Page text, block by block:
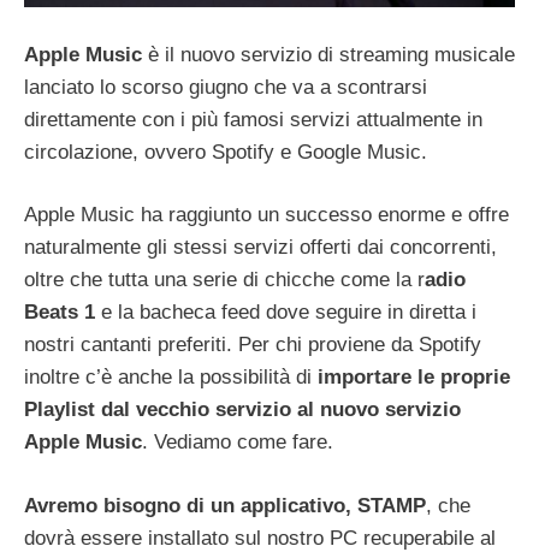
Apple Music è il nuovo servizio di streaming musicale
lanciato lo scorso giugno che va a scontrarsi
direttamente con i più famosi servizi attualmente in
circolazione, ovvero Spotify e Google Music.
Apple Music ha raggiunto un successo enorme e offre
naturalmente gli stessi servizi offerti dai concorrenti,
oltre che tutta una serie di chicche come la radio
Beats 1 e la bacheca feed dove seguire in diretta i
nostri cantanti preferiti. Per chi proviene da Spotify
inoltre c’è anche la possibilità di importare le proprie
Playlist dal vecchio servizio al nuovo servizio
Apple Music. Vediamo come fare.
Avremo bisogno di un applicativo, STAMP, che
dovrà essere installato sul nostro PC recuperabile al